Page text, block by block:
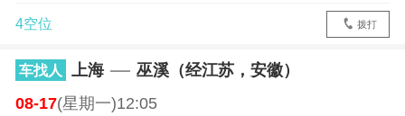
4空位 拨打
车找人 上海
巫溪（经江苏，安徽）
08-17(星期一)12:05